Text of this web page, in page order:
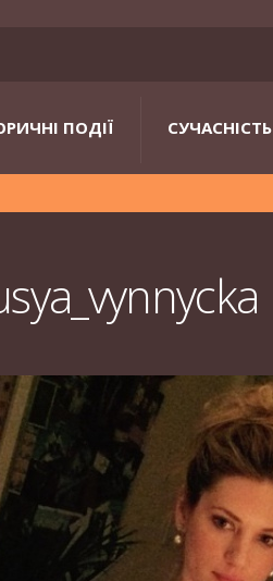
ПОДІЇ СУЧАСНІСТЬ